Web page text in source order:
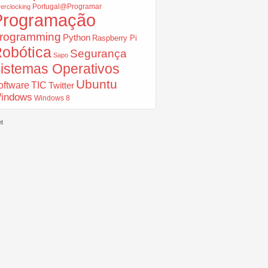
Portugal@Programar
Python Raspberry Pi
Sapo Segurança
Operativos
TIC Twitter Ubuntu
Windows 8